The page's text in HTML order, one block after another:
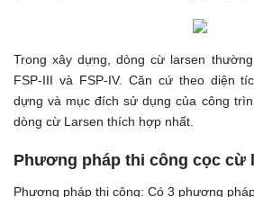
Trong xây dựng, dòng cừ larsen
FSP-III và FSP-IV. Căn cứ theo diện
dựng và mục đích sử dụng của công
dòng cừ Larsen thích hợp nhất.
Phương pháp thi công cọc cừ
Phương pháp thi công: Có 3 phương